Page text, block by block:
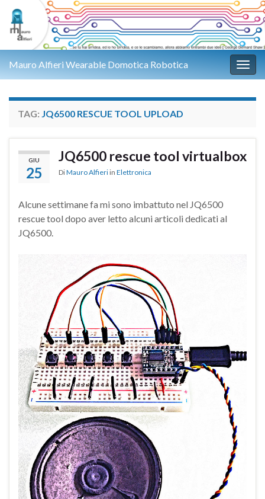
Mauro Alfieri Wearable Domotica Robotica
TAG: JQ6500 RESCUE TOOL UPLOAD
GIU
25
JQ6500 rescue tool virtualbox
DiMauro Alfieri in Elettronica
Alcune settimane fa mi sono imbattuto nel JQ6500
rescue tool dopo aver letto alcuni articoli dedicati al
JQ6500.